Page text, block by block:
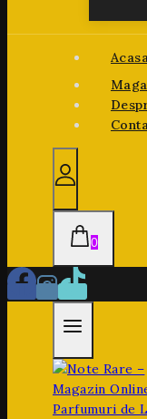
0